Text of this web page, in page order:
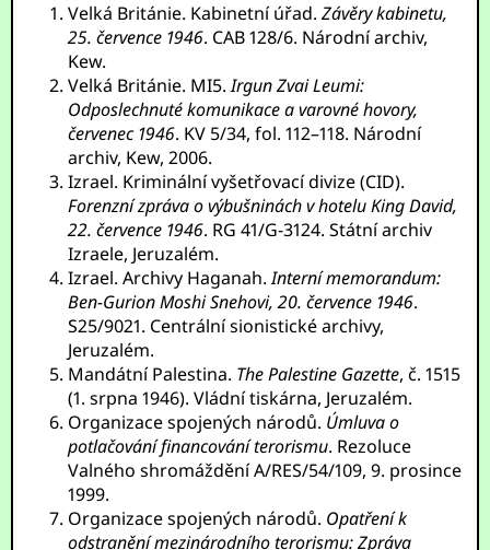
Velká Británie. Kabinetní úřad.Závěry kabinetu,
25. července 1946. CAB 128/6. Národní archiv,
Kew.
Velká Británie. MI5.Irgun Zvai Leumi:
Odposlechnuté komunikace a varovné hovory,
červenec 1946. KV 5/34, fol. 112–118. Národní
archiv, Kew, 2006.
Izrael. Kriminální vyšetřovací divize (CID).
Forenzní zpráva o výbušninách v hotelu King David,
22. července 1946. RG 41/G-3124. Státní archiv
Izraele, Jeruzalém.
Izrael. Archivy Haganah.Interní memorandum:
Ben-Gurion Moshi Snehovi, 20. července 1946.
S25/9021. Centrální sionistické archivy,
Jeruzalém.
Mandátní Palestina. The Palestine Gazette, č. 1515
(1. srpna 1946). Vládní tiskárna, Jeruzalém.
Organizace spojených národů. Úmluva o
potlačování financování terorismu. Rezoluce
Valného shromáždění A/RES/54/109, 9. prosince
1999.
Organizace spojených národů. Opatření k
odstranění mezinárodního terorismu: Zpráva